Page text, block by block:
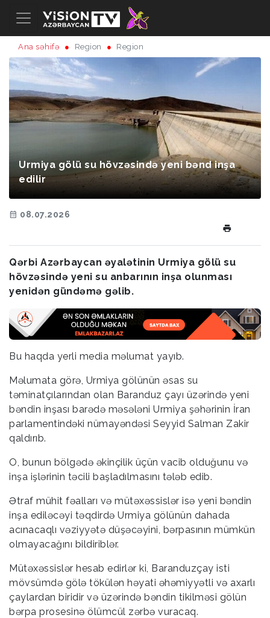
Ana səhifə Region Region
Urmiya gölü su hövzəsində yeni bənd inşa
edilir
08.07.2026
Qərbi Azərbaycan əyalətinin Urmiya gölü su
hövzəsində yeni su anbarının inşa olunması
yenidən gündəmə gəlib.
Bu haqda yerli media məlumat yayıb.
Məlumata görə, Urmiya gölünün əsas su
təminatçılarından olan Baranduz çayı üzərində yeni
bəndin inşası barədə məsələni Urmiya şəhərinin İran
parlamentindəki nümayəndəsi Seyyid Salman Zakir
qaldırıb.
O, bunun bölgədə əkinçilik üçün vacib olduğunu və
inşa işlərinin təcili başladılmasını tələb edib.
Ətraf mühit fəalları və mütəxəssislər isə yeni bəndin
inşa ediləcəyi təqdirdə Urmiya gölünün dahada
acınacaqlı vəziyyətə düşəcəyini, bərpasının mümkün
olmayacağını bildiriblər.
Mütəxəssislər hesab edirlər ki, Baranduzçay isti
mövsümdə gölə tökülən həyati əhəmiyyətli və axarlı
çaylardan biridir və üzərində bəndin tikilməsi gölün
bərpa prosesinə ölümcül zərbə vuracaq.